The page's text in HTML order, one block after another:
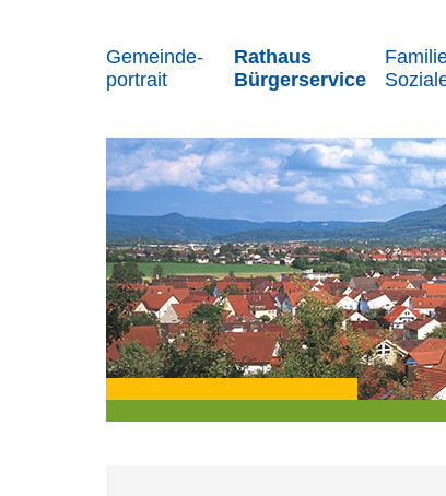
Gemeinde-
portrait
Rathaus
Bürgerservice